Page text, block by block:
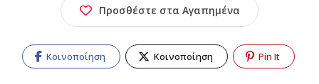
Προσθέστε στα Αγαπημένα
Κοινοποίηση Κοινοποίηση Pin It